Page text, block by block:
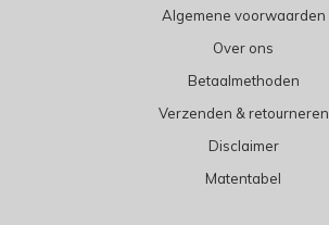
Algemene voorwaarden
Over ons
Betaalmethoden
Verzenden & retourneren
Disclaimer
Matentabel